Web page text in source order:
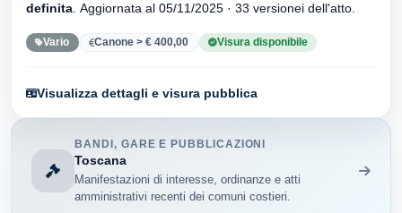
definita
. Aggiornata al 05/11/2025 · 33 versionei dell'atto.
Vario Canone > € 400,00 Visura disponibile
Visualizza dettagli e visura pubblica
BANDI, GARE E PUBBLICAZIONI
Toscana
Manifestazioni di interesse, ordinanze e atti
amministrativi recenti dei comuni costieri.